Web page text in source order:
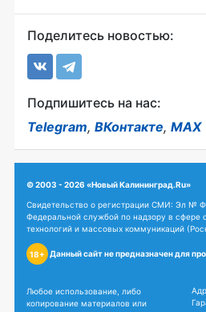
Поделитесь новостью:
Подпишитесь на нас:
Telegram, ВКонтакте, MAX
© 2003 - 2026 «Новый Калининград.Ru»
Свидетельство о регистрации СМИ: Эл №
Федеральной службой по надзору в сфере
технологий и массовых коммуникаций
18+ Данный сайт не предназначен для
Любое использование, либо
копирование материалов или